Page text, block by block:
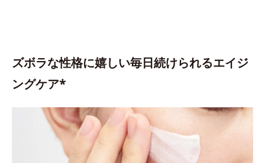
ズボラな性格に嬉しい毎日続けられるエイジ
ングケア*